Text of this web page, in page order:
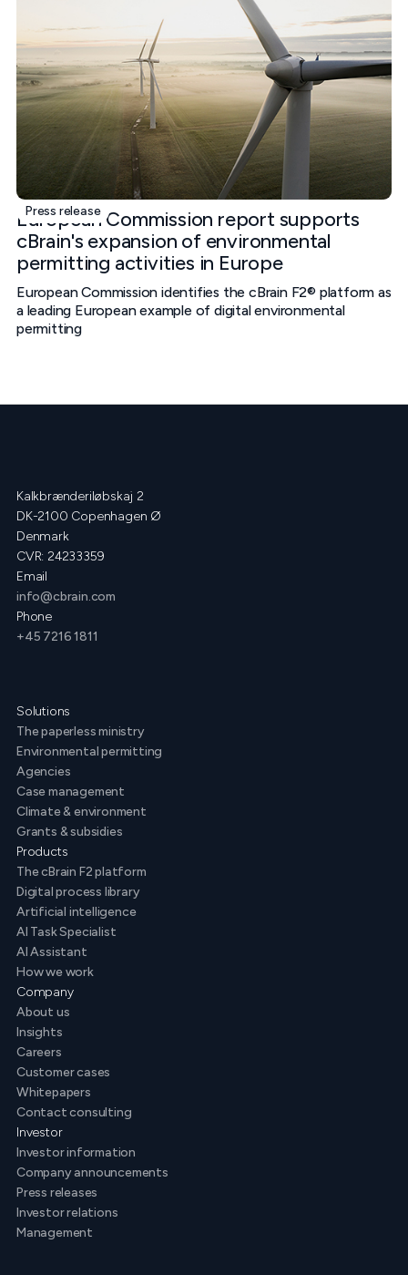
Press release
European Commission report supports
cBrain's expansion of environmental
permitting activities in Europe
European Commission identifies the cBrain F2® platform as
a leading European example of digital environmental
permitting
Kalkbrænderiløbskaj 2
DK-2100 Copenhagen Ø
Denmark
CVR: 24233359
Email
info@cbrain.com
Phone
+45 7216 1811
Solutions
The paperless ministry
Environmental permitting
Agencies
Case management
Climate & environment
Grants & subsidies
Products
The cBrain F2 platform
Digital process library
Artificial intelligence
AI Task Specialist
AI Assistant
How we work
Company
About us
Insights
Careers
Customer cases
Whitepapers
Contact consulting
Investor
Investor information
Company announcements
Press releases
Investor relations
Management